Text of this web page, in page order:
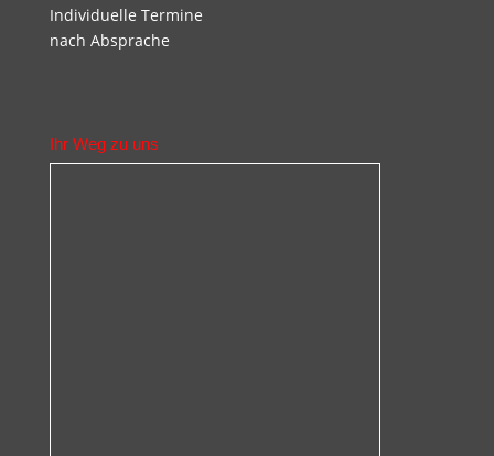
Individuelle Termine
nach Absprache
Ihr Weg zu uns